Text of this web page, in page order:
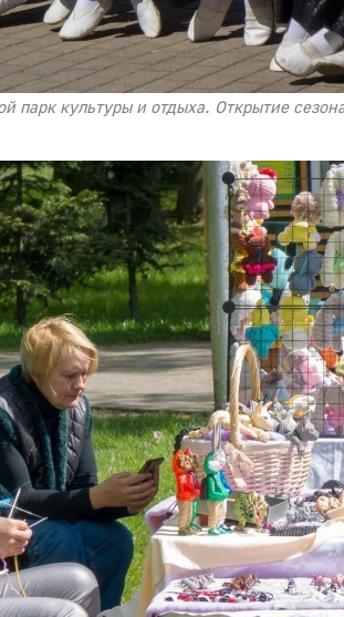
парк культуры и отдыха. Открытие